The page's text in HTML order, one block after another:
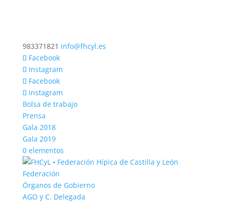
983371821 info@fhcyl.es
Facebook
Instagram
Facebook
Instagram
Bolsa de trabajo
Prensa
Gala 2018
Gala 2019
0 elementos
Federación
Órganos de Gobierno
AGO y C. Delegada